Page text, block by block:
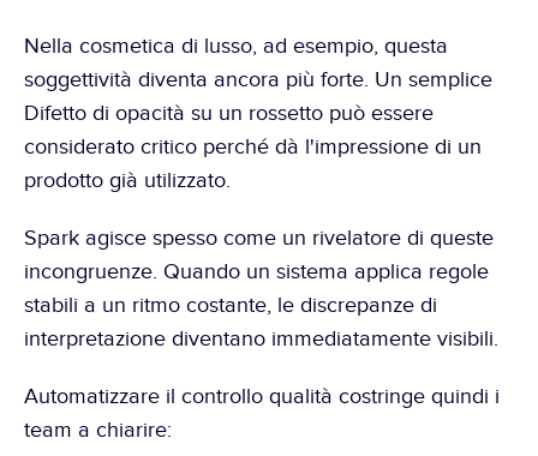
Nella cosmetica di lusso, ad esempio, questa
soggettività diventa ancora più forte. Un semplice
Difetto di opacità su un rossetto può essere
considerato critico perché dà l'impressione di un
prodotto già utilizzato.
Spark agisce spesso come un rivelatore di queste
incongruenze. Quando un sistema applica regole
stabili a un ritmo costante, le discrepanze di
interpretazione diventano immediatamente visibili.
Automatizzare il controllo qualità costringe quindi i
team a chiarire: